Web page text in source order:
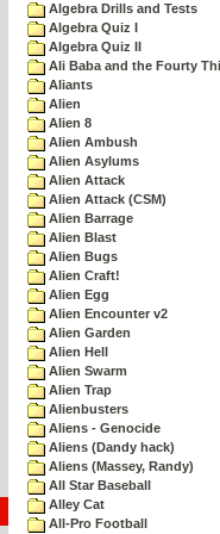
Algebra Drills and Tests
Algebra Quiz I
Algebra Quiz II
Ali Baba and the Fourty
Aliants
Alien
Alien 8
Alien Ambush
Alien Asylums
Alien Attack
Alien Attack (CSM)
Alien Barrage
Alien Blast
Alien Bugs
Alien Craft!
Alien Egg
Alien Encounter v2
Alien Garden
Alien Hell
Alien Swarm
Alien Trap
Alienbusters
Aliens - Genocide
Aliens (Dandy hack)
Aliens (Massey, Randy)
All Star Baseball
Alley Cat
All-Pro Football